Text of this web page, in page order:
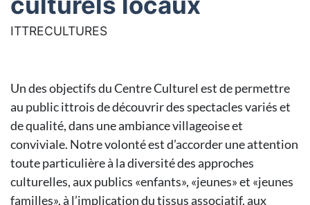
ITTRECULTURES
Un des objectifs du Centre Culturel est de permettre
au public ittrois de découvrir des spectacles variés et
de qualité, dans une ambiance villageoise et
conviviale. Notre volonté est d’accorder une attention
toute particulière à la diversité des approches
culturelles, aux publics «enfants», «jeunes» et «jeunes
familles», à l’implication du tissus associatif, aux